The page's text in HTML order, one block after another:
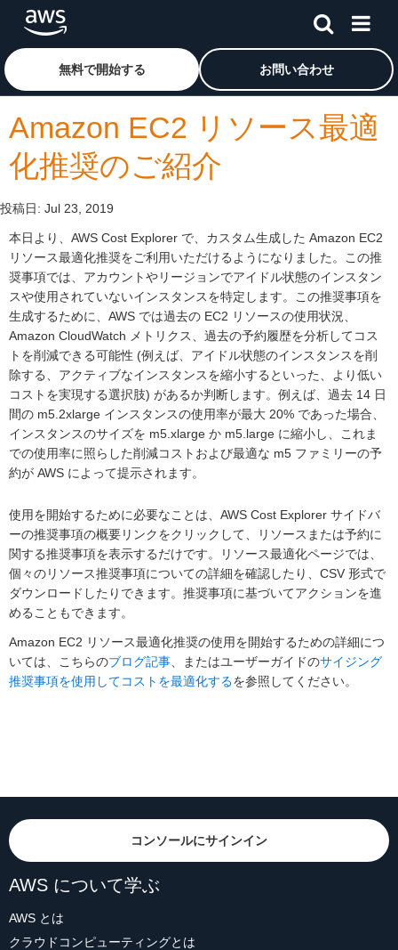
メインコンテンツに移動
アマゾン ウェブ サービスのホームページに戻るには、こ
無料で開始する お問い合わせ
Amazon EC2 リソース最適
化推奨のご紹介
投稿日: Jul 23, 2019
本日より、AWS Cost Explorer で、カスタム生成した Amazon EC2
リソース最適化推奨をご利用いただけるようになりました。この推
奨事項では、アカウントやリージョンでアイドル状態のインスタン
スや使用されていないインスタンスを特定します。この推奨事項を
生成するために、AWS では過去の EC2 リソースの使用状況、
Amazon CloudWatch メトリクス、過去の予約履歴を分析してコス
トを削減できる可能性 (例えば、アイドル状態のインスタンスを削
除する、アクティブなインスタンスを縮小するといった、より低い
コストを実現する選択肢) があるか判断します。例えば、過去 14 日
間の m5.2xlarge インスタンスの使用率が最大 20% であった場合、
インスタンスのサイズを m5.xlarge か m5.large に縮小し、これま
での使用率に照らした削減コストおよび最適な m5 ファミリーの予
約が AWS によって提示されます。
使用を開始するために必要なことは、AWS Cost Explorer サイドバ
ーの推奨事項の概要リンクをクリックして、リソースまたは予約に
関する推奨事項を表示するだけです。リソース最適化ページでは、
個々のリソース推奨事項についての詳細を確認したり、CSV 形式で
ダウンロードしたりできます。推奨事項に基づいてアクションを進
めることもできます。
Amazon EC2 リソース最適化推奨の使用を開始するための詳細につ
いては、こちらのブログ記事、またはユーザーガイドのサイジング
推奨事項を使用してコストを最適化するを参照してください。
コンソールにサインイン
AWS について学ぶ
AWS とは
クラウドコンピューティングとは